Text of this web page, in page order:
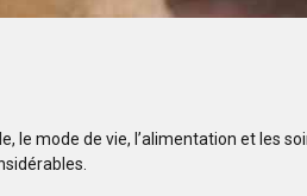
le mode de vie, l’alimentation et les